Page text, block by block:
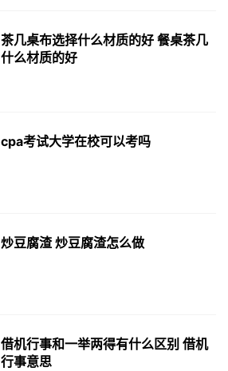
茶几桌布选择什么材质的好 餐桌茶几
什么材质的好
cpa考试大学在校可以考吗
炒豆腐渣 炒豆腐渣怎么做
借机行事和一举两得有什么区别 借机
行事意思